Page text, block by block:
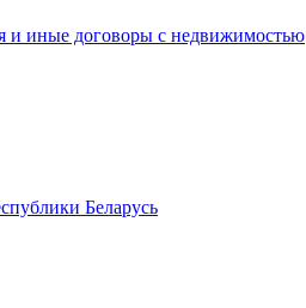
и иные договоры с недвижимостью
Беларусь